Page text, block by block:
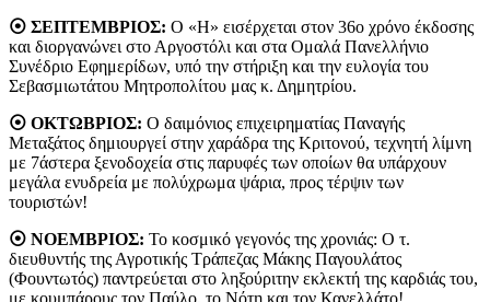
⦿ ΣΕΠΤΕΜΒΡΙΟΣ: Ο «Η» εισέρχεται στον 36ο χρόνο έκδοσης
και διοργανώνει στο Αργοστόλι και στα Ομαλά Πανελλήνιο
Συνέδριο Εφημερίδων, υπό την στήριξη και την ευλογία του
Σεβασμιωτάτου Μητροπολίτου μας κ. Δημητρίου.
⦿ ΟΚΤΩΒΡΙΟΣ: Ο δαιμόνιος επιχειρηματίας Παναγής
Μεταξάτος δημιουργεί στην χαράδρα της Κριτονού, τεχνητή λίμνη
με 7άστερα ξενοδοχεία στις παρυφές των οποίων θα υπάρχουν
μεγάλα ενυδρεία με πολύχρωμα ψάρια, προς τέρψιν των
τουριστών!
⦿ ΝΟΕΜΒΡΙΟΣ: Το κοσμικό γεγονός της χρονιάς: Ο τ.
διευθυντής της Αγροτικής Τράπεζας Μάκης Παγουλάτος
(Φουντωτός) παντρεύεται στο ληξούριτην εκλεκτή της καρδιάς του,
με κουμπάρους τον Παύλο, το Νότη και τον Κανελλάτο!